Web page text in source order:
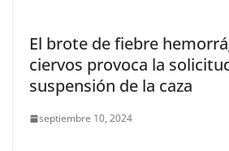
El brote de fiebre
ciervos provoca la
suspensión de la caza
septiembre 10, 2024